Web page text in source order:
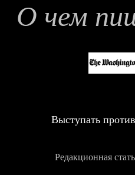
О чем
Выступать
Р